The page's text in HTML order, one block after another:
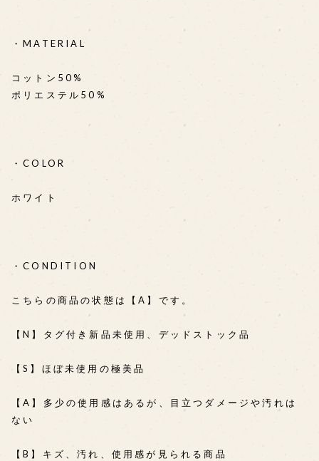
・MATERIAL
コットン50%
ポリエステル50%
・COLOR
ホワイト
・CONDITION
こちらの商品の状態は【A】です。
【N】タグ付き新品未使用、デッドストック品
【S】ほぼ未使用の極美品
【A】多少の使用感はあるが、目立つダメージや汚れは
ない
【B】キズ、汚れ、使用感が見られる商品